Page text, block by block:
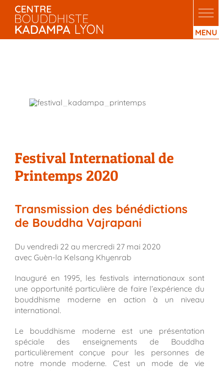
Passer
contenu
Festival International de
Printemps 2020
Transmission des bénédictions
de Bouddha Vajrapani
Du vendredi 22 au mercredi 27 mai 2020
avec Guèn-la Kelsang Khyenrab
Inauguré en 1995, les festivals internationaux sont
une opportunité particulière de faire l’expérience du
bouddhisme moderne en action à un niveau
international.
Le bouddhisme moderne est une présentation
spéciale des enseignements de Bouddha
particulièrement conçue pour les personnes de
notre monde moderne. C’est un mode de vie